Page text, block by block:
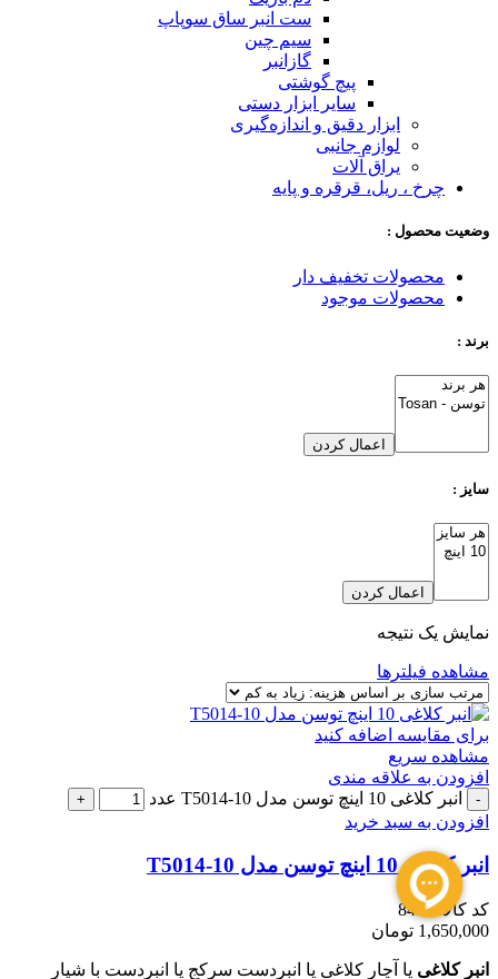
ست انبر ساق سوپاپ
سیم چین
گازانبر
پیچ گوشتی
سایر ابزار دستی
ابزار دقیق و اندازه‌گیری
لوازم جانبی
یراق آلات
چرخ ، ریل، قرقره و پایه
وضعیت محصول :
محصولات تخفیف دار
محصولات موجود
برند :
اعمال کردن
سایز :
اعمال کردن
نمایش یک نتیجه
مشاهده فیلترها
برای مقایسه اضافه کنید
مشاهده سریع
افزودن به علاقه مندی
انبر کلاغی 10 اینچ توسن مدل T5014-10 عدد
افزودن به سبد خرید
انبر کلاغی 10 اینچ توسن مدل T5014-10
کد کالا:8486
1,650,000 تومان
انبر کلاغی یا آچار کلاغی یا انبردست سرکج یا انبردست با شیار